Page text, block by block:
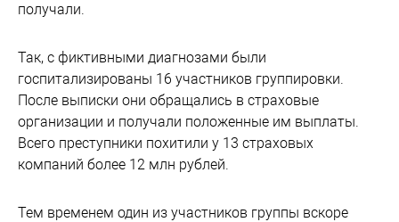
получали.
Так, с фиктивными диагнозами были
госпитализированы 16 участников группировки.
После выписки они обращались в страховые
организации и получали положенные им выплаты.
Всего преступники похитили у 13 страховых
компаний более 12 млн рублей.
Тем временем один из участников группы вскоре